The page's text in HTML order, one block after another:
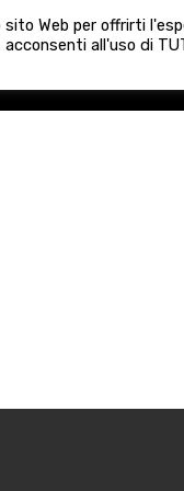
HOME AGENZIA
Web per offrirti
all'uso di